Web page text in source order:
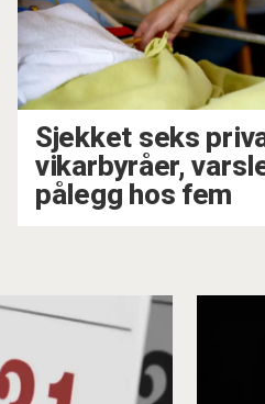
Sjekket seks
vikarbyråer,
pålegg hos fem